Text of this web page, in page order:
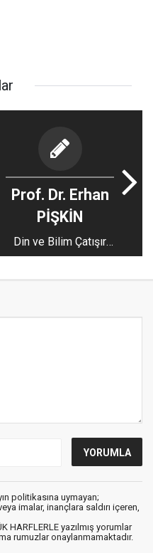
Prof. Dr. Erhan
PİŞKİN
Din ve Bilim Çatışır
mı?
politikasına uymayan;
imalar, inançlara saldırı içeren,
HARFLERLE yazılmış yorumlar
rumuzlar onaylanmamaktadır.